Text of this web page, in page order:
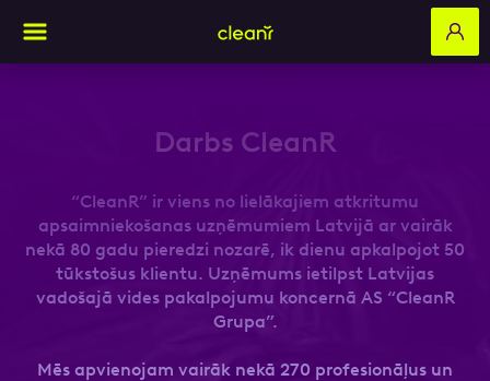
Darbs CleanR
“CleanR” ir viens no lielākajiem atkritumu
apsaimniekošanas uzņēmumiem Latvijā ar vairāk
nekā 80 gadu pieredzi nozarē, ik dienu apkalpojot 50
tūkstošus klientu. Uzņēmums ietilpst Latvijas
vadošajā vides pakalpojumu koncernā AS “CleanR
Grupa”.
Mēs apvienojam vairāk nekā 270 profesionāļus un
Prakse
Vārds, Uzvārds
Aizpildi pieteikuma formu un mēs ar tevi
Vārds, Uzvārds
E-pasts